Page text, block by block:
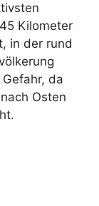
Kilometer
in der rund
da
Osten